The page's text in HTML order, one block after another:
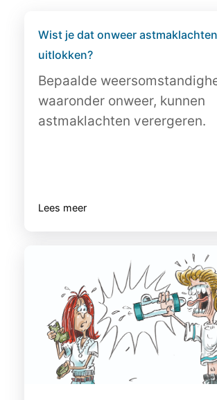
Wist je dat onweer
uitlokken?
Bepaalde
waaronder onweer, kunnen
astmaklachten verergeren.
Lees meer